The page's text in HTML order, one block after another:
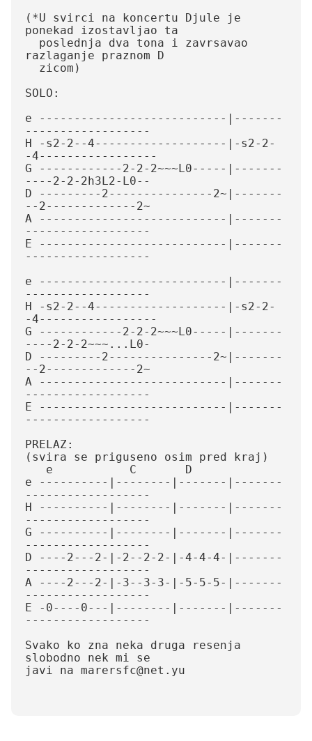
(*U svirci na koncertu Djule je
ponekad izostavljao ta
razlaganje praznom D
SOLO:
e ---------------------------|-------
------------------
H -s2-2--4-------------------|-s2-2-
-4-----------------
G ------------2-2-2~~~L0-----|-------
----2-2-2h3L2-L0--
D ---------2---------------2~|-------
--2-------------2~
A ---------------------------|-------
------------------
E ---------------------------|-------
------------------
e ---------------------------|-------
------------------
H -s2-2--4-------------------|-s2-2-
-4-----------------
G ------------2-2-2~~~L0-----|-------
----2-2-2~~~...L0-
D ---------2---------------2~|-------
--2-------------2~
A ---------------------------|-------
------------------
E ---------------------------|-------
------------------
PRELAZ:
(svira se priguseno osim pred kraj)
e ----------|--------|-------|-------
------------------
H ----------|--------|-------|-------
------------------
G ----------|--------|-------|-------
------------------
D ----2---2-|-2--2-2-|-4-4-4-|-------
------------------
A ----2---2-|-3--3-3-|-5-5-5-|-------
------------------
E -0----0---|--------|-------|-------
------------------
Svako ko zna neka druga resenja
slobodno nek mi se
javi na marersfc@net.yu